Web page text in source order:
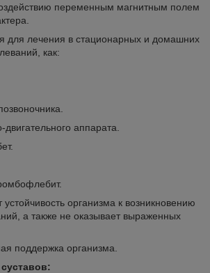
переменным магнитным полем
для лечения в стационарных и домашних
как:
аппарата.
устойчивость организма к возникновению
а также не оказывает выраженных
поддержка организма.